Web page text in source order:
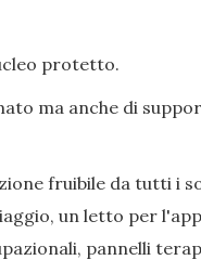
protetto.
ma anche di
fruibile da tutti i
un letto per
pannelli